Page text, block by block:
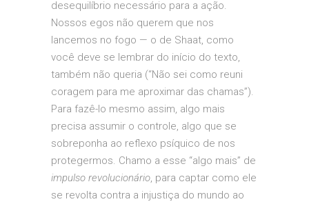
desequilíbrio necessário para a ação.
Nossos egos não querem que nos
lancemos no fogo — o de Shaat, como
você deve se lembrar do início do texto,
também não queria (“Não sei como reuni
coragem para me aproximar das chamas”).
Para fazê-lo mesmo assim, algo mais
precisa assumir o controle, algo que se
sobreponha ao reflexo psíquico de nos
protegermos. Chamo a esse “algo mais” de
impulso revolucionário, para captar como ele
se revolta contra a injustiça do mundo ao